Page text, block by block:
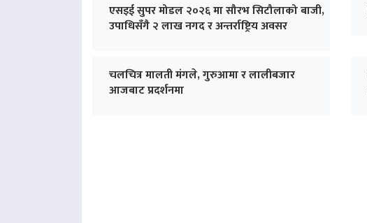
एसइई सुपर मोडल २०२६ मा सौरभ सिटौलाको बाजी,
उपाधिसँगै २ लाख नगद र अन्तर्राष्ट्रिय अवसर
चलचित्र मालती मंगले, गुरुआमा र लालीबजार
आजबाट प्रदर्शनमा